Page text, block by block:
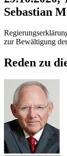
Sebastian
zur Bewältigung
Reden zu